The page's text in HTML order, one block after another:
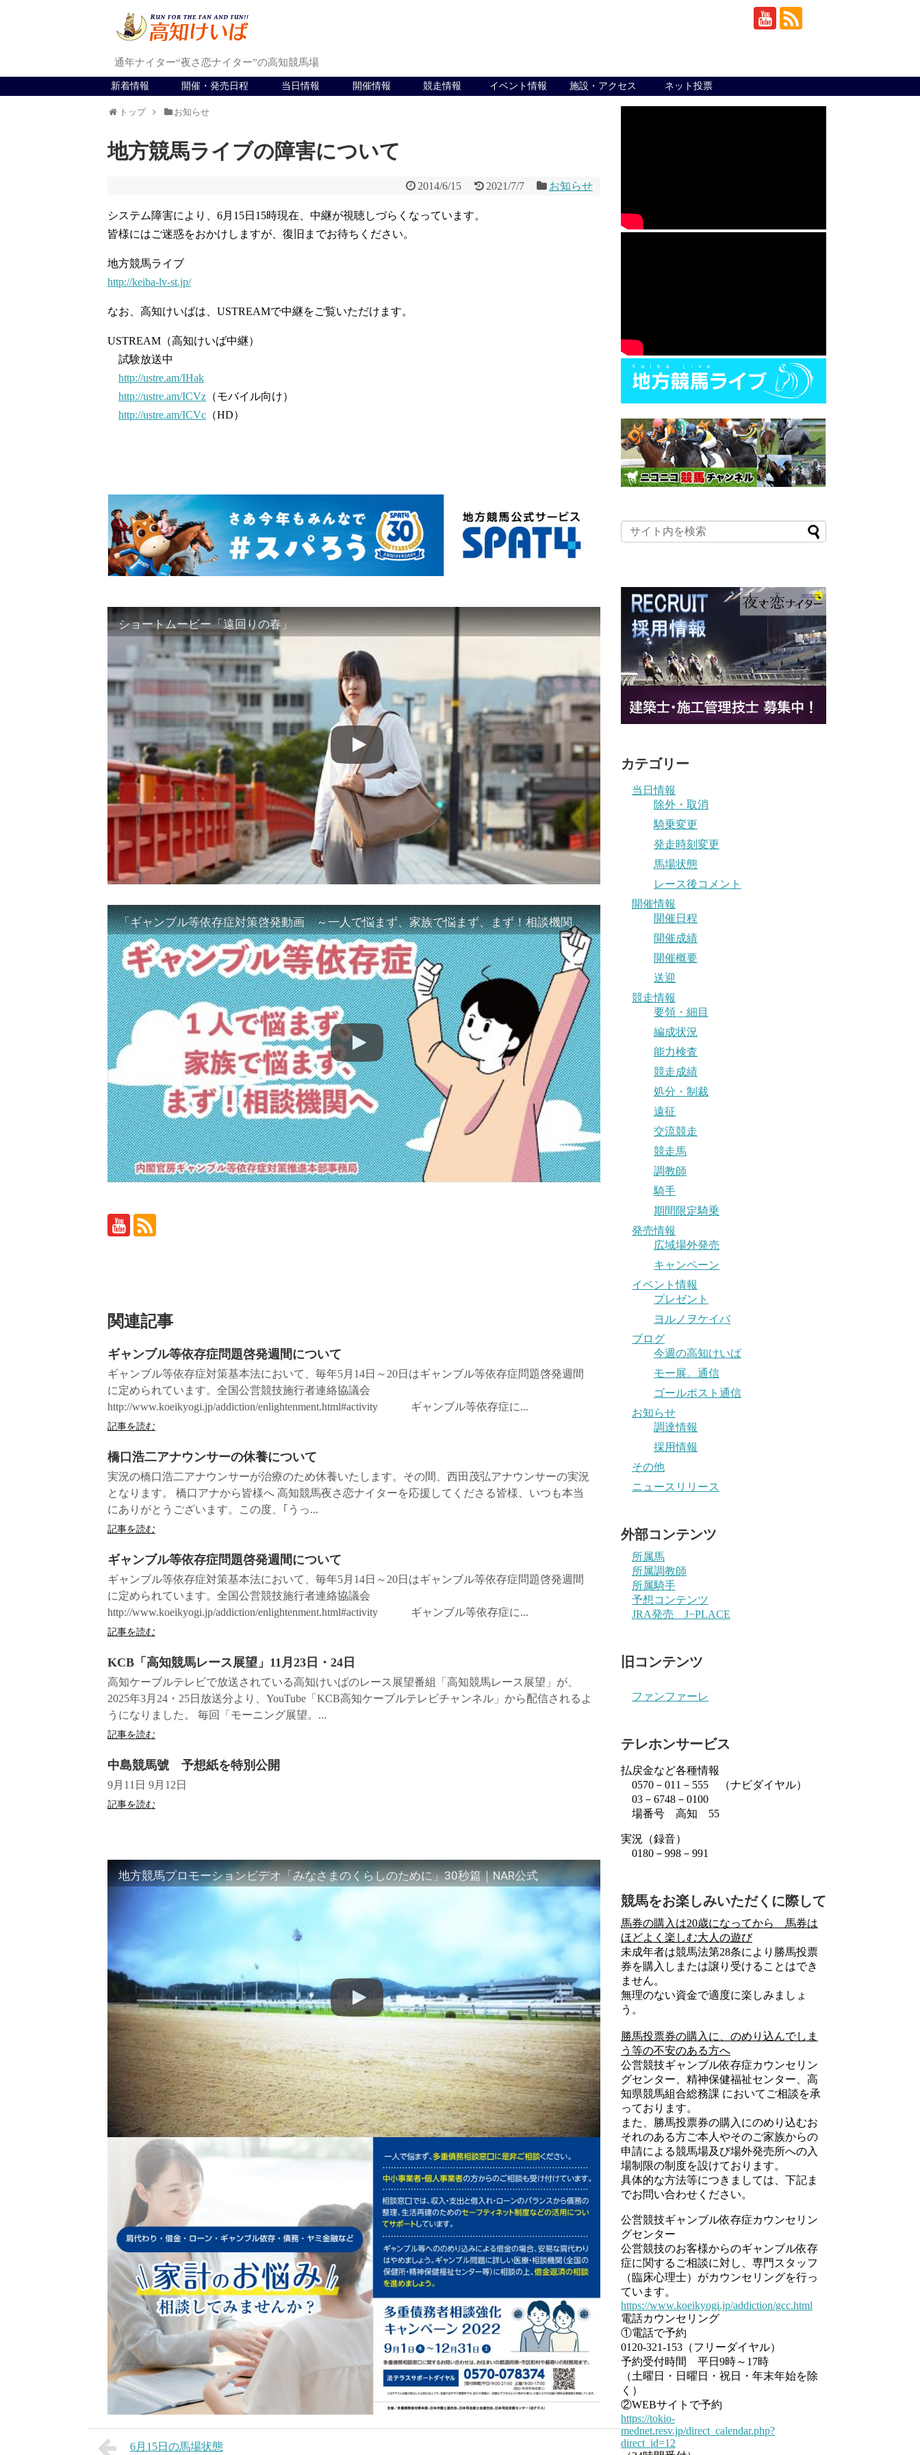
通年ナイター“夜さ恋ナイター”の高知競馬場
新着情報 開催・発売日程 当日情報 開催情報 競走情報 イベント情報 施設・アクセス ネット投票
トップ お知らせ
地方競馬ライブの障害について
2014/6/15 2021/7/7 お知らせ
システム障害により、6月15日15時現在、中継が視聴しづらくなっています。
皆様にはご迷惑をおかけしますが、復旧までお待ちください。
地方競馬ライブ
http://keiba-lv-st.jp/
なお、高知けいばは、USTREAMで中継をご覧いただけます。
USTREAM（高知けいば中継）
試験放送中
http://ustre.am/IHak
http://ustre.am/ICVz （モバイル向け）
http://ustre.am/ICVc （HD）
ショートムービー「遠回りの春」
「ギャンブル等依存症対策啓発動画 ～一人で悩まず、家族で悩まず、まず！相談機関へ～」
関連記事
ギャンブル等依存症問題啓発週間について
ギャンブル等依存症対策基本法において、毎年5月14日～20日はギャンブル等依存症問題啓発週間
に定められています。全国公営競技施行者連絡協議会
http://www.koeikyogi.jp/addiction/enlightenment.html#activity ギャンブル等依存症に...
記事を読む
橋口浩二アナウンサーの休養について
実況の橋口浩二アナウンサーが治療のため休養いたします。その間、西田茂弘アナウンサーの実況
となります。 橋口アナから皆様へ 高知競馬夜さ恋ナイターを応援してくださる皆様、いつも本当
にありがとうございます。この度、｢うっ...
記事を読む
ギャンブル等依存症問題啓発週間について
ギャンブル等依存症対策基本法において、毎年5月14日～20日はギャンブル等依存症問題啓発週間
に定められています。全国公営競技施行者連絡協議会
http://www.koeikyogi.jp/addiction/enlightenment.html#activity ギャンブル等依存症に...
記事を読む
KCB「高知競馬レース展望」11月23日・24日
高知ケーブルテレビで放送されている高知けいばのレース展望番組「高知競馬レース展望」が、
2025年3月24・25日放送分より、YouTube「KCB高知ケーブルテレビチャンネル」から配信されるよ
うになりました。 毎回「モーニング展望。...
記事を読む
中島競馬號 予想紙を特別公開
9月11日 9月12日
記事を読む
地方競馬プロモーションビデオ「みなさまのくらしのために」30秒篇｜NAR公式
6月15日の馬場状態
カテゴリー
当日情報
除外・取消
騎乗変更
発走時刻変更
馬場状態
レース後コメント
開催情報
開催日程
開催成績
開催概要
送迎
競走情報
要領・細目
編成状況
能力検査
競走成績
処分・制裁
遠征
交流競走
競走馬
調教師
騎手
期間限定騎乗
発売情報
広域場外発売
キャンペーン
イベント情報
プレゼント
ヨルノヲケイバ
ブログ
今週の高知けいば
モー展。通信
ゴールポスト通信
お知らせ
調達情報
採用情報
その他
ニュースリリース
外部コンテンツ
所属馬
所属調教師
所属騎手
予想コンテンツ
JRA発売 J−PLACE
旧コンテンツ
ファンファーレ
テレホンサービス
払戻金など各種情報
0570－011－555 （ナビダイヤル）
03－6748－0100
場番号 高知 55
実況（録音）
0180－998－991
競馬をお楽しみいただくに際して
馬券の購入は20歳になってから 馬券は
ほどよく楽しむ大人の遊び
未成年者は競馬法第28条により勝馬投票
券を購入しまたは譲り受けることはでき
ません。
無理のない資金で適度に楽しみましょ
う。
勝馬投票券の購入に、のめり込んでしま
う等の不安のある方へ
公営競技ギャンブル依存症カウンセリン
グセンター、精神保健福祉センター、高
知県競馬組合総務課 においてご相談を承
っております。
また、勝馬投票券の購入にのめり込むお
それのある方ご本人やそのご家族からの
申請による競馬場及び場外発売所への入
場制限の制度を設けております。
具体的な方法等につきましては、下記ま
でお問い合わせください。
公営競技ギャンブル依存症カウンセリン
グセンター
公営競技のお客様からのギャンブル依存
症に関するご相談に対し、専門スタッフ
（臨床心理士）がカウンセリングを行っ
ています。
https://www.koeikyogi.jp/addiction/gcc.html
電話カウンセリング
①電話で予約
0120-321-153（フリーダイヤル）
予約受付時間 平日9時～17時
（土曜日・日曜日・祝日・年末年始を除
く）
②WEBサイトで予約
https://tokio-
mednet.resv.jp/direct_calendar.php?
direct_id=12